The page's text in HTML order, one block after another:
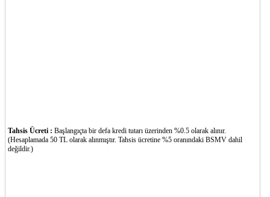
Tahsis Ücreti : Başlangıçta bir defa kredi tutarı üzerinden %0.5 olarak alınır.
(Hesaplamada 50 TL olarak alınmıştır. Tahsis ücretine %5 oranındaki BSMV dahil
değildir.)